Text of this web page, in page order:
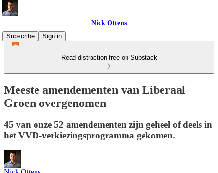
Nick Ottens
Subscribe
Sign in
Read distraction-free on Substack
Meeste amendementen van Liberaal
Groen overgenomen
45 van onze 52 amendementen zijn geheel of deels in
het VVD-verkiezingsprogramma gekomen.